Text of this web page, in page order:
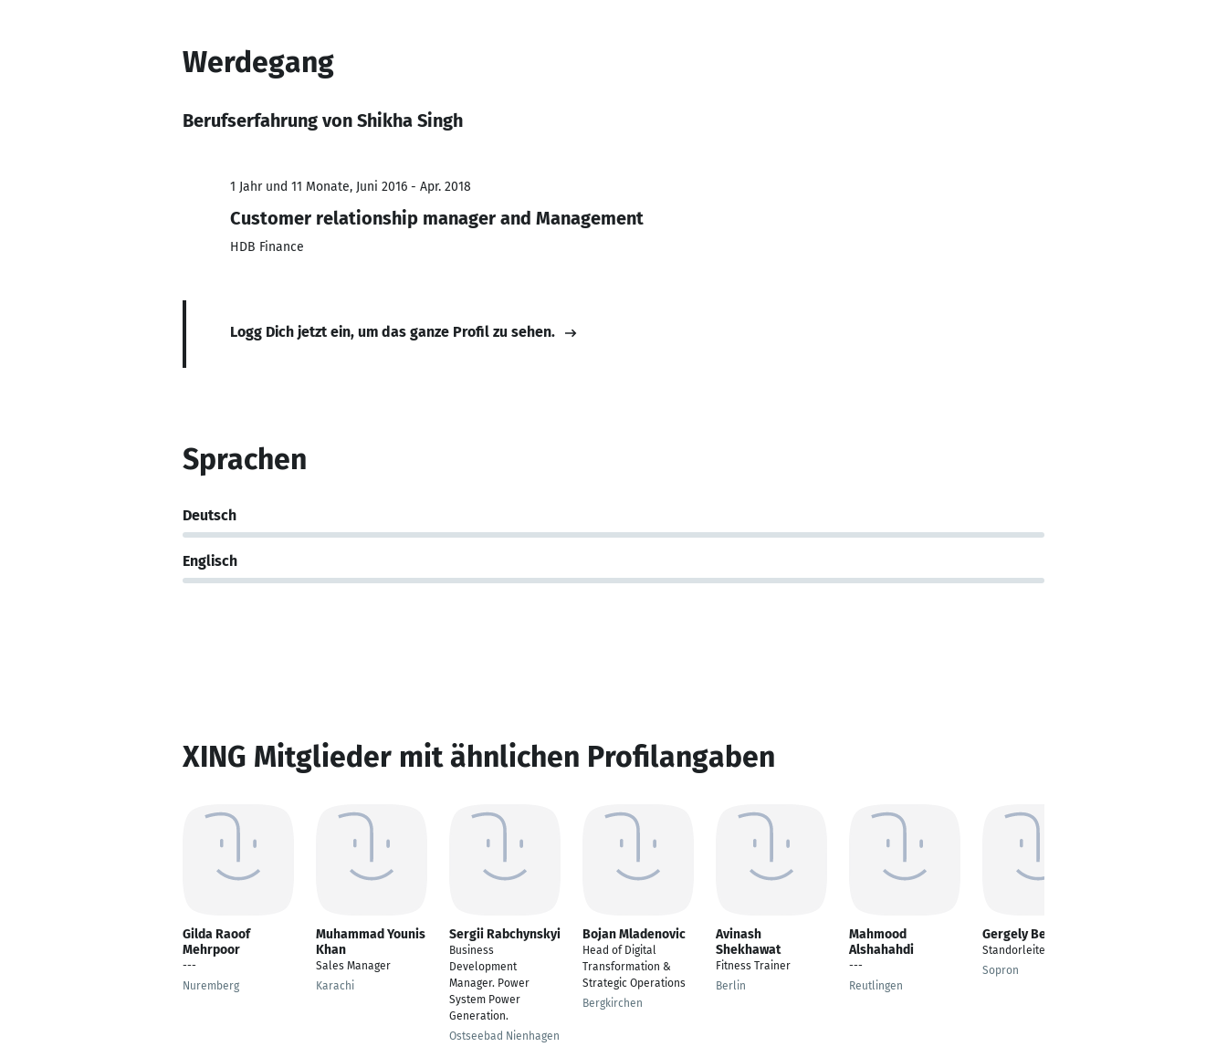
Werdegang
Berufserfahrung von Shikha Singh
1 Jahr und 11 Monate, Juni 2016 - Apr. 2018
Customer relationship manager and Management
HDB Finance
Logg Dich jetzt ein, um das ganze Profil zu sehen.
Sprachen
Deutsch
Englisch
XING Mitglieder mit ähnlichen Profilangaben
Gilda Raoof
Mehrpoor
---
Nuremberg
Muhammad Younis
Khan
Sales Manager
Karachi
Sergii Rabchynskyi
Business
Development
Manager. Power
System Power
Generation.
Ostseebad Nienhagen
Bojan Mladenovic
Head of Digital
Transformation &
Strategic Operations
Bergkirchen
Avinash
Shekhawat
Fitness Trainer
Berlin
Mahmood
Alshahahdi
---
Reutlingen
Gergely Bencze
Standorleiter
Sopron